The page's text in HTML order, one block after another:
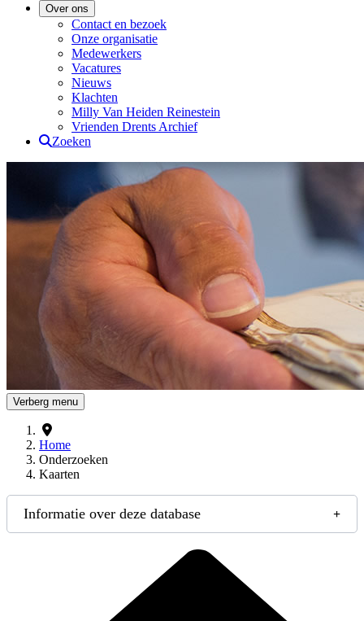
Over ons
Contact en bezoek
Onze organisatie
Medewerkers
Vacatures
Nieuws
Klachten
Milly Van Heiden Reinestein
Vrienden Drents Archief
Zoeken
Drents Archief
Verberg menu
Home
Onderzoeken
Kaarten
Informatie over deze database